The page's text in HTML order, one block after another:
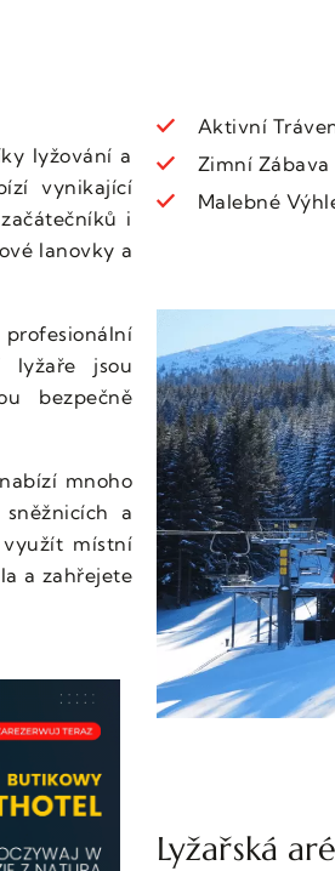
lyžování a
vynikající
i
lanovky a
lyžaře jsou
bezpečně
mnoho
a
využít místní
a zahřejete
Aktivní
Zimní Zábava
Malebné
Lyžařská